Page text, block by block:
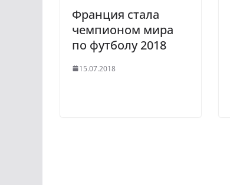
k
i
Франция стала
чемпионом мира
по футболу 2018
15.07.2018